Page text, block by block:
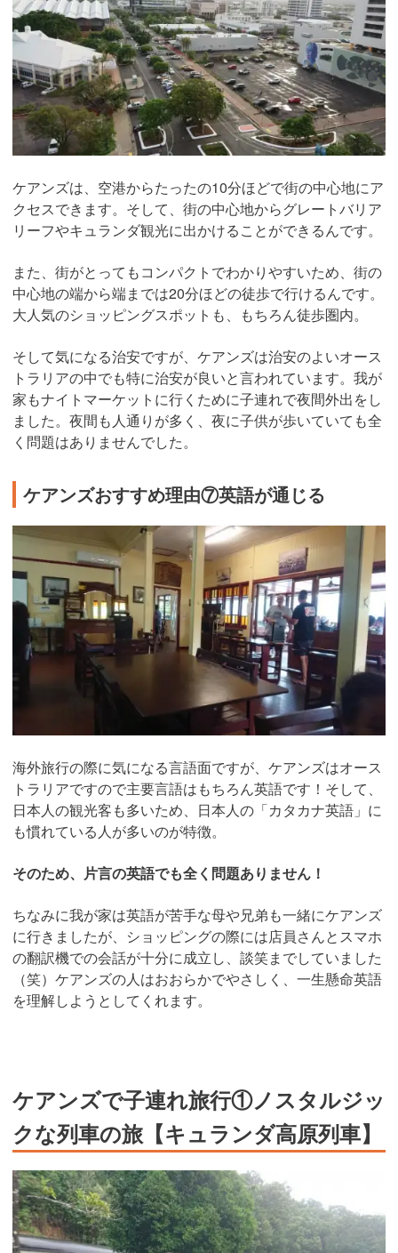
ケアンズは、空港からたったの10分ほどで街の中心地にア
クセスできます。そして、街の中心地からグレートバリア
リーフやキュランダ観光に出かけることができるんです。
また、街がとってもコンパクトでわかりやすいため、街の
中心地の端から端までは20分ほどの徒歩で行けるんです。
大人気のショッピングスポットも、もちろん徒歩圏内。
そして気になる治安ですが、ケアンズは治安のよいオース
トラリアの中でも特に治安が良いと言われています。我が
家もナイトマーケットに行くために子連れで夜間外出をし
ました。夜間も人通りが多く、夜に子供が歩いていても全
く問題はありませんでした。
ケアンズおすすめ理由⑦英語が通じる
海外旅行の際に気になる言語面ですが、ケアンズはオース
トラリアですので主要言語はもちろん英語です！そして、
日本人の観光客も多いため、日本人の「カタカナ英語」に
も慣れている人が多いのが特徴。
そのため、片言の英語でも全く問題ありません！
ちなみに我が家は英語が苦手な母や兄弟も一緒にケアンズ
に行きましたが、ショッピングの際には店員さんとスマホ
の翻訳機での会話が十分に成立し、談笑までしていました
（笑）ケアンズの人はおおらかでやさしく、一生懸命英語
を理解しようとしてくれます。
ケアンズで子連れ旅行①ノスタルジッ
クな列車の旅【キュランダ高原列車】